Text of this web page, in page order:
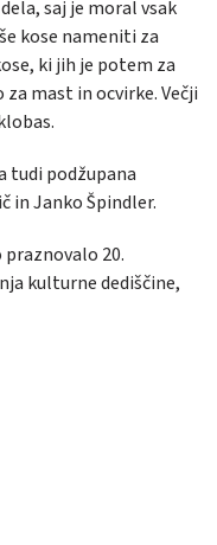
saj je moral vsak
kose nameniti za
ki jih je potem za
mast in ocvirke. Večji
tudi podžupana
in Janko Špindler.
20.
kulturne dediščine,